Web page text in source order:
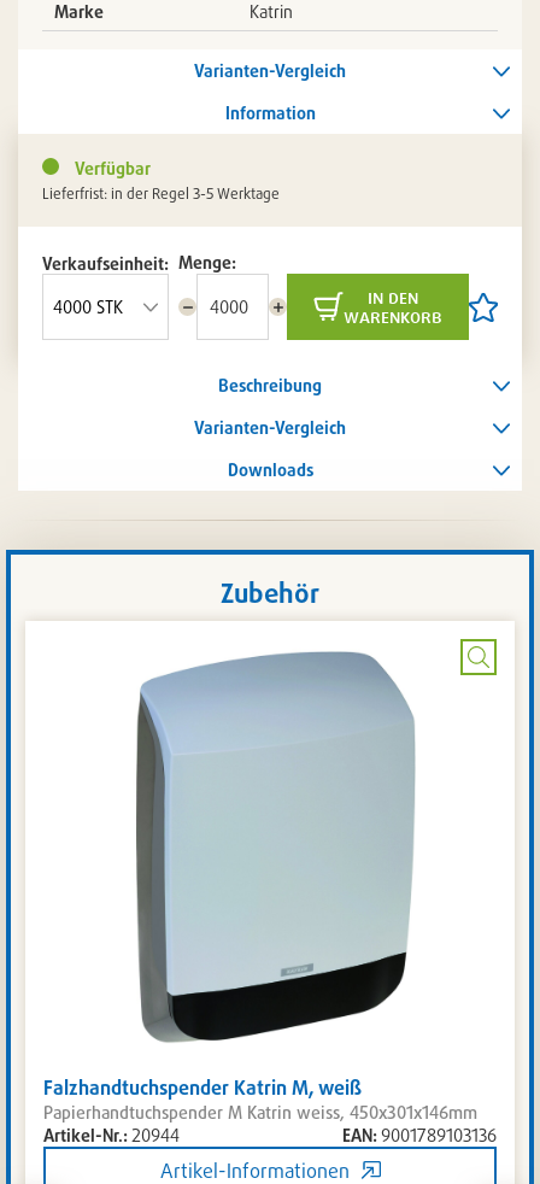
Marke
Katrin
Varianten-Vergleich
Information
Verfügbar
Lieferfrist: in der Regel 3-5 Werktage
Verkaufseinheit: Menge:
Menge
Menge
in den
warenkorb
Artikel
setzen
Beschreibung
Varianten-Vergleich
Downloads
Zubehör
Bild
Falzhandtuchspender Katrin M, weiß
Papierhandtuchspender M Katrin weiss, 450x301x146mm
Artikel-Nr.: 20944 EAN:9001789103136
Artikel-Informationen